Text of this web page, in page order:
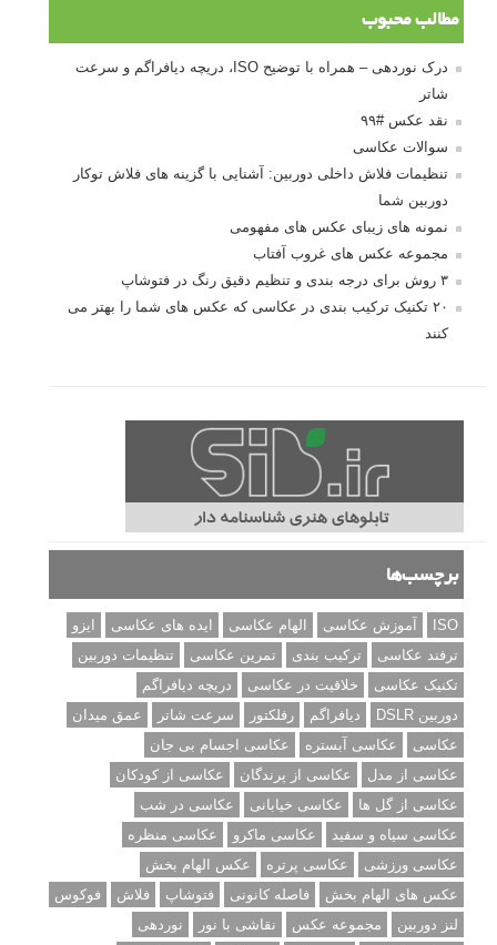
مطالب محبوب
درک نوردهی – همراه با توضیح ISO، دریچه دیافراگم و سرعت
شاتر
نقد عکس #۹۹
سوالات عکاسی
تنظیمات فلاش داخلی دوربین: آشنایی با گزینه های فلاش توکار
دوربین شما
نمونه های زیبای عکس های مفهومی
مجموعه عکس های غروب آفتاب
۳ روش برای درجه بندی و تنظیم دقیق رنگ در فتوشاپ
۲۰ تکنیک ترکیب بندی در عکاسی که عکس های شما را بهتر می
کنند
برچسب‌ها
ISO آموزش عکاسی الهام عکاسی ایده های عکاسی
ایزو
ترفند عکاسی
ترکیب بندی تمرین عکاسی
تنظیمات دوربین
تکنیک عکاسی
خلاقیت در عکاسی
دریچه دیافراگم
دوربین DSLR
دیافراگم رفلکتور سرعت شاتر
عمق میدان
عکاسی
عکاسی آبستره
عکاسی اجسام بی جان
عکاسی از مدل
عکاسی از پرندگان
عکاسی از کودکان
عکاسی از گل ها
عکاسی خیابانی
عکاسی در شب
عکاسی سیاه و سفید
عکاسی ماکرو
عکاسی منظره
عکاسی ورزشی
عکاسی پرتره
عکس الهام بخش
عکس های الهام بخش
فاصله کانونی فتوشاپ فلاش
فوکوس
لنز دوربین
مجموعه عکس نقاشی با نور
نوردهی